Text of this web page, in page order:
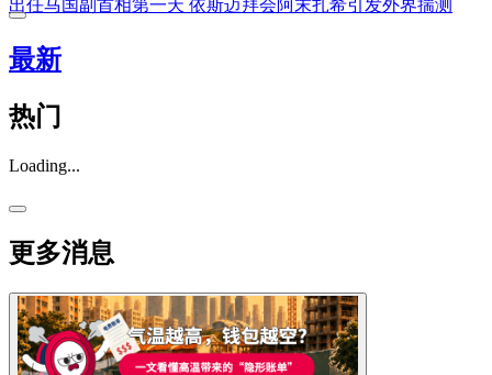
出任马国副首相第一天 依斯迈拜会阿末扎希引发外界揣测
最新
热门
Loading...
更多消息